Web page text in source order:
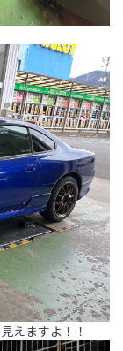
えますよ！！